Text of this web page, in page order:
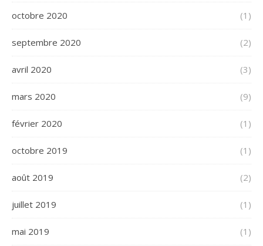
octobre 2020 (1)
septembre 2020 (2)
avril 2020 (3)
mars 2020 (9)
février 2020 (1)
octobre 2019 (1)
août 2019 (2)
juillet 2019 (1)
mai 2019 (1)